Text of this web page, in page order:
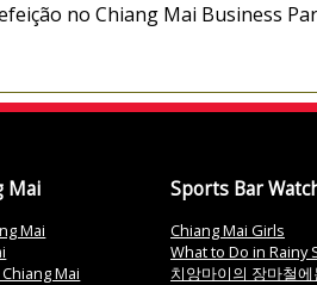
no Chiang Mai Business
Mai
Mai
Mai
Sports Bar
Chiang Mai Girls
What to Do in Rainy
치앙마이의 장마철에는